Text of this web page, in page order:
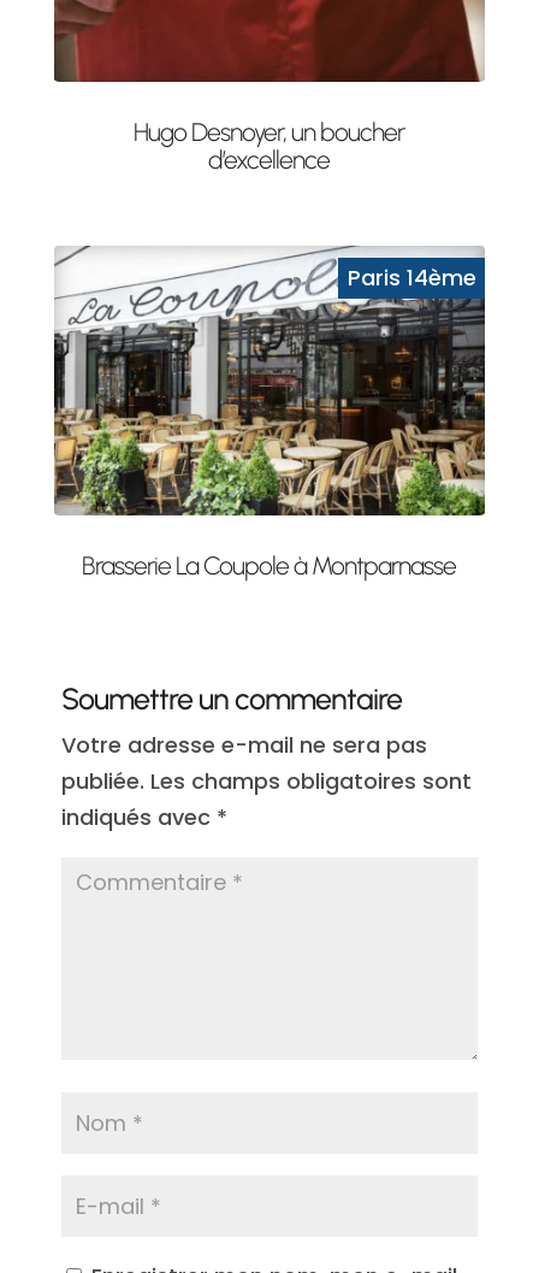
Hugo Desnoyer, un boucher
d’excellence
Brasserie La Coupole à Montparnasse
Soumettre un commentaire
Votre adresse e-mail ne sera pas
publiée. Les champs obligatoires sont
indiqués avec *